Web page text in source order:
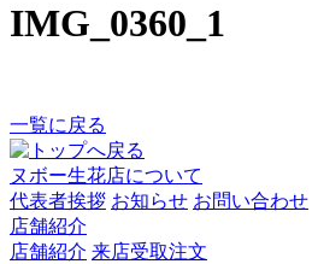
IMG_0360_1
一覧に戻る
ヌボー生花店について
代表者挨拶 お知らせ お問い合わせ
店舗紹介
店舗紹介 来店受取注文